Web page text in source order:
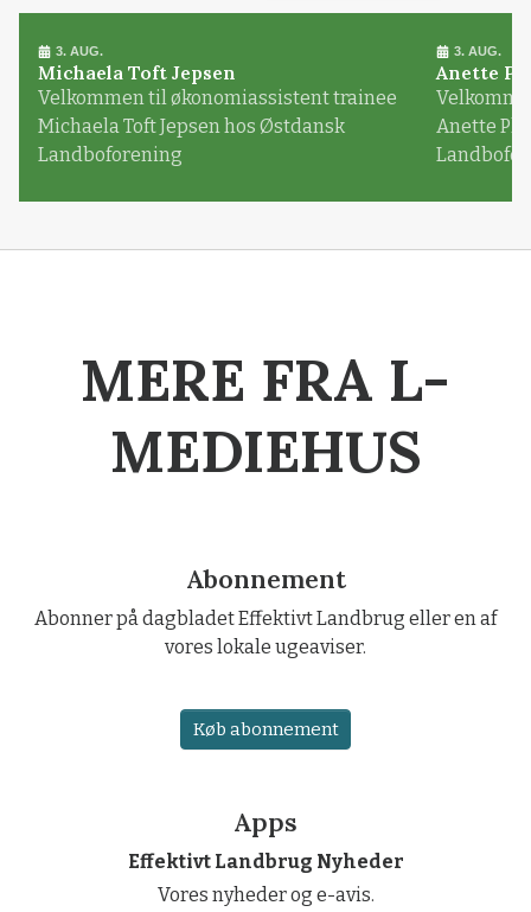
3. AUG.
Michaela Toft Jepsen
Velkommen til økonomiassistent trainee
Michaela Toft Jepsen hos Østdansk
Landboforening
3. AUG.
Anette
Anette
MERE FRA L-
MEDIEHUS
Abonnement
Abonner på dagbladet Effektivt Landbrug eller en af
vores lokale ugeaviser.
Køb abonnement
Apps
Effektivt Landbrug Nyheder
Vores nyheder og e-avis.